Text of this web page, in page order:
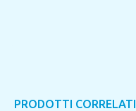
PRODOTTI CORRELATI